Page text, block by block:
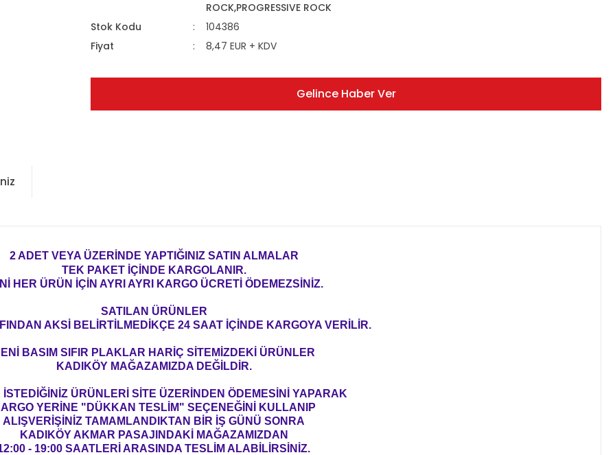
ROCK,PROGRESSIVE ROCK
Stok Kodu
104386
Fiyat
8,47 EUR + KDV
Gelince Haber Ver
2 ADET VEYA ÜZERİNDE YAPTIĞINIZ SATIN ALMALAR
TEK PAKET İÇİNDE KARGOLANIR.
HER ÜRÜN İÇİN AYRI AYRI KARGO ÜCRETİ ÖDEMEZSİNİZ.
SATILAN ÜRÜNLER
AKSİ BELİRTİLMEDİKÇE 24 SAAT İÇİNDE KARGOYA VERİLİR.
BASIM SIFIR PLAKLAR HARİÇ SİTEMİZDEKİ ÜRÜNLER
KADIKÖY MAĞAZAMIZDA DEĞİLDİR.
ÜRÜNLERİ SİTE ÜZERİNDEN ÖDEMESİNİ YAPARAK
YERİNE "DÜKKAN TESLİM" SEÇENEĞİNİ KULLANIP
ALIŞVERİŞİNİZ TAMAMLANDIKTAN BİR İŞ GÜNÜ SONRA
KADIKÖY AKMAR PASAJINDAKİ MAĞAZAMIZDAN
- 19:00 SAATLERİ ARASINDA TESLİM ALABİLİRSİNİZ.